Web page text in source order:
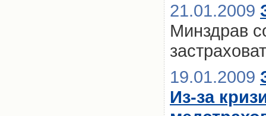
21.01.2009
Минздрав
19.01.2009
Из-за